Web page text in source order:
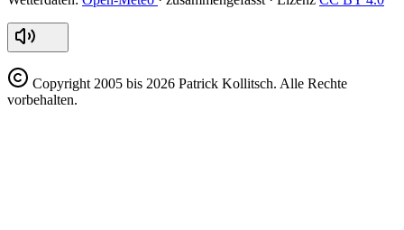
Copyright 2005 bis 2026 Patrick Kollitsch. Alle Rechte
vorbehalten.